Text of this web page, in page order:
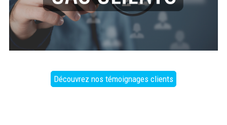
Découvrez nos témoignages clients